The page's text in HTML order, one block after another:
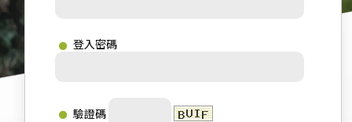
登入密碼
驗證碼